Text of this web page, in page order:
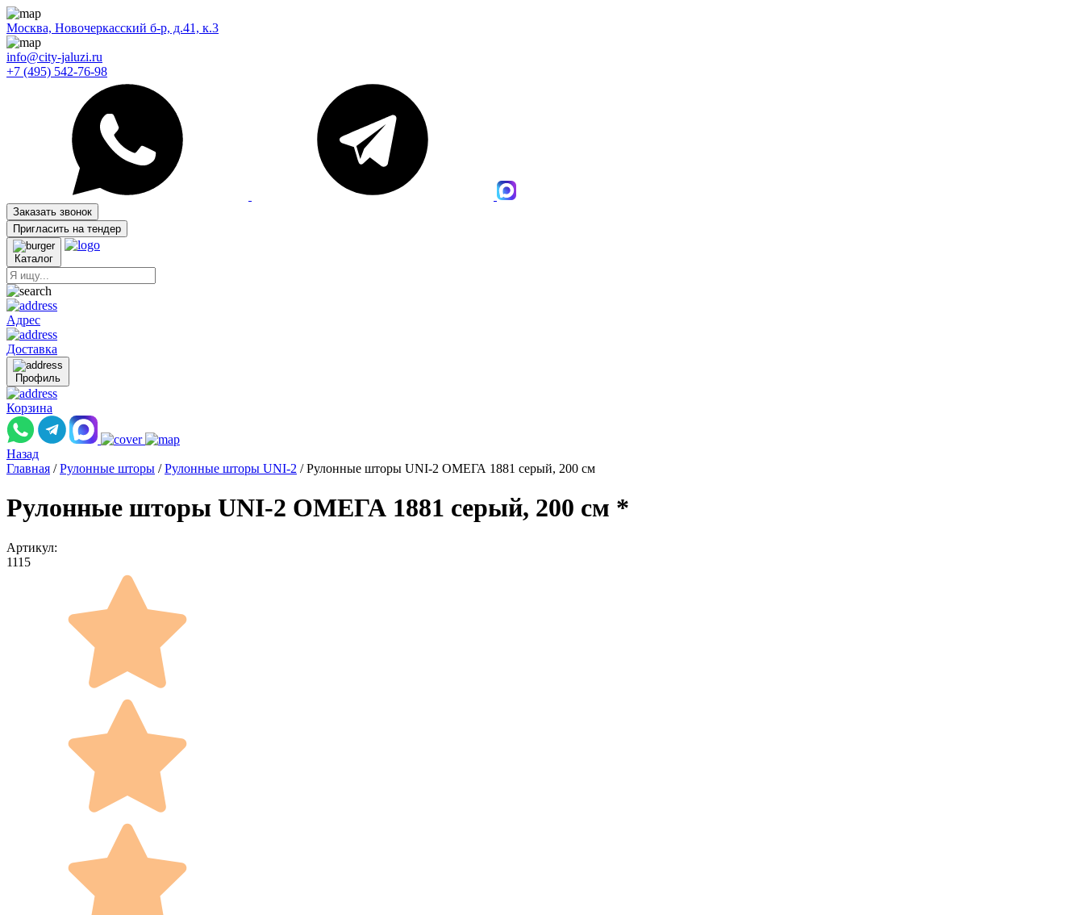
Москва, Новочеркасский б-р, д.41, к.3
info@city-jaluzi.ru
+7 (495) 542-76-98
Заказать звонок
Пригласить на тендер
Каталог
Адрес
Доставка
Профиль
Корзина
Назад
Главная / Рулонные шторы / Рулонные шторы UNI-2 / Рулонные шторы UNI-2 ОМЕГА 1881 серый, 200 см
Рулонные шторы UNI-2 ОМЕГА 1881 серый, 200 см *
Артикул:
1115